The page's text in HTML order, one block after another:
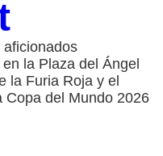
aficionados
la Plaza del Ángel
la Furia Roja y el
Copa del Mundo 2026